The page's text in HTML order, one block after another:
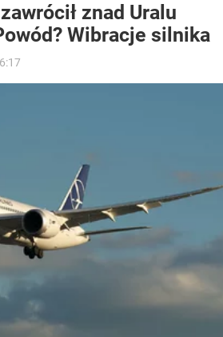
znad Uralu
Wibracje silnika
6:17